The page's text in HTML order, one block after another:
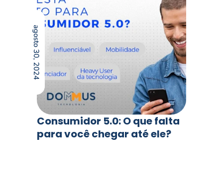
agosto 30, 2024
Consumidor 5.0: O que falta
para você chegar até ele?